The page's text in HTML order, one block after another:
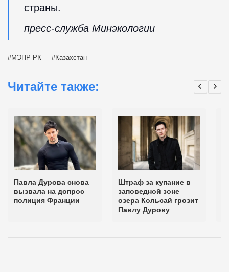
страны.
пресс-служба Минэкологии
МЭПР РК Казахстан
Читайте также:
Павла Дурова снова
вызвала на допрос
полиция Франции
Штраф за купание в
заповедной зоне
озера Кольсай грозит
Павлу Дурову